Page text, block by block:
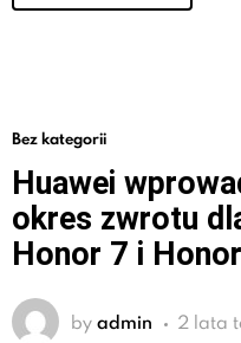
Bez kategorii
Huawei
okres zwrotu
Honor 7 i
by admin 2 lata